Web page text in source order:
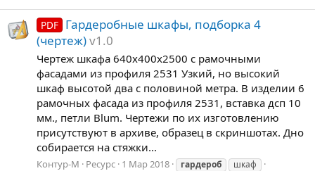
PDF Гардеробные шкафы, подборка 4
(чертеж)v1.0
Чертеж шкафа 640х400х2500 с рамочными
фасадами из профиля 2531 Узкий, но высокий
шкаф высотой два с половиной метра. В изделии 6
рамочных фасада из профиля 2531, вставка дсп 10
мм., петли Blum. Чертежи по их изготовлению
присутствуют в архиве, образец в скриншотах. Дно
собирается на стяжки...
Контур-М Ресурс 1 Мар 2018 гардероб шкаф